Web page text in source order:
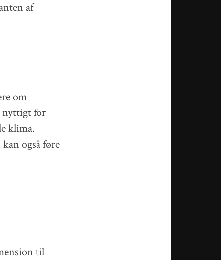
af
om
nyttigt for
klima.
også føre
til